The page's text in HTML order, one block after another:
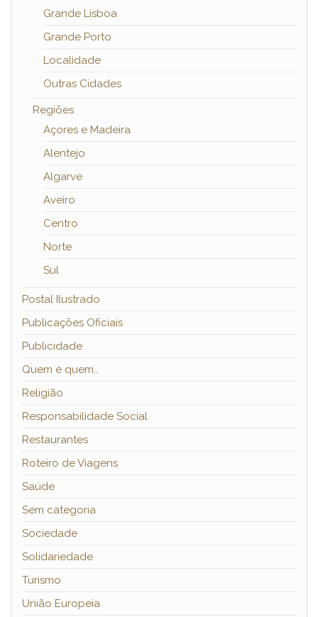
Grande Lisboa
Grande Porto
Localidade
Outras Cidades
Regiões
Açores e Madeira
Alentejo
Algarve
Aveiro
Centro
Norte
Sul
Postal Ilustrado
Publicações Oficiais
Publicidade
Quem é quem…
Religião
Responsabilidade Social
Restaurantes
Roteiro de Viagens
Saúde
Sem categoria
Sociedade
Solidariedade
Turismo
União Europeia